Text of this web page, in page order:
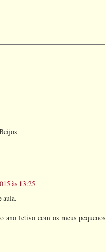
às 13:25
aula.
ano letivo com os meus pequenos